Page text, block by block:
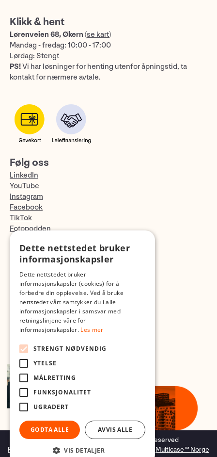
Klikk & hent
Lørenveien 68, Økern (se kart)
Mandag - fredag: 10:00 - 17:00
Lørdag: Stengt
PS!Vi har løsninger for henting utenfor åpningstid, ta
kontakt for nærmere avtale.
Følg oss
LinkedIn
YouTube
Instagram
Facebook
TikTok
Fotopodden
Med forbehold om skrive- og lagerfeil
Copyright © 2026 Foto.no - All rights reserved
Forretningssystemog nettbutikkløsning
Multicase™ Norge
Dette nettstedet bruker
informasjonskapsler
Dette nettstedet bruker
informasjonskapsler (cookies) for å
forbedre din opplevelse. Ved å bruke
nettstedet vårt samtykker du i alle
informasjonskapsler i samsvar med
retningslinjene våre for
informasjonskapsler. Les mer
STRENGT NØDVENDIG
YTELSE
MÅLRETTING
FUNKSJONALITET
UGRADERT
GODTA ALLE AVVIS ALLE
VIS DETALJER